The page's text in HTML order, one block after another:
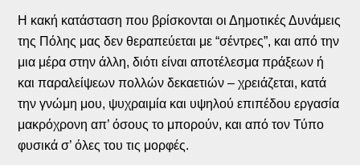
Η κακή κατάσταση που βρίσκονται οι Δημοτικές Δυνάμεις
της Πόλης μας δεν θεραπεύεται με “σέντρες”, και από την
μια μέρα στην άλλη, διότι είναι αποτέλεσμα πράξεων ή
και παραλείψεων πολλών δεκαετιών – χρειάζεται, κατά
την γνώμη μου, ψυχραιμία και υψηλού επιπέδου εργασία
μακρόχρονη απ’ όσους το μπορούν, και από τον Τύπο
φυσικά σ’ όλες του τις μορφές.